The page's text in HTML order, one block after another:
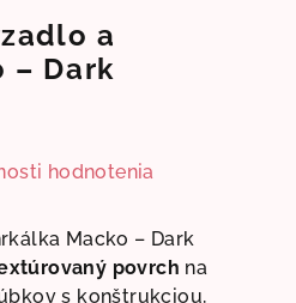
a
– Dark
hodnotenia
Macko – Dark
povrch na
s konštrukciou,